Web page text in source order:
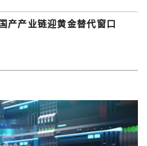
产产业链迎黄金替代窗口